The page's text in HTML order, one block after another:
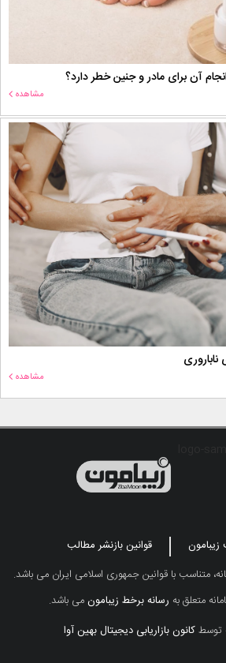
آن برای مادر و جنین خطر دارد؟
مشاهده
مشاهده
قوانین بازنشر مطالب
متناسب با قوانین جمهوری اسلامی ایران می باشد.
متعلق به رسانه برخط زیبامونمی باشد.
توسطکانون بازاریابی دیجیتال بهین آوا